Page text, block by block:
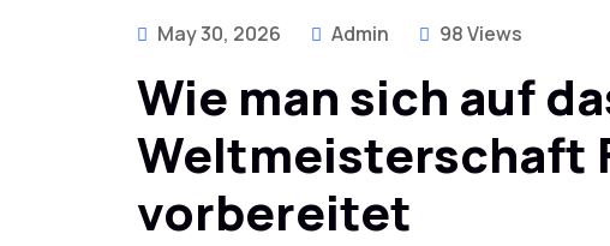
May 30, 2026 Admin 98 Views
Wie man sich auf
Weltmeisterschaft
vorbereitet